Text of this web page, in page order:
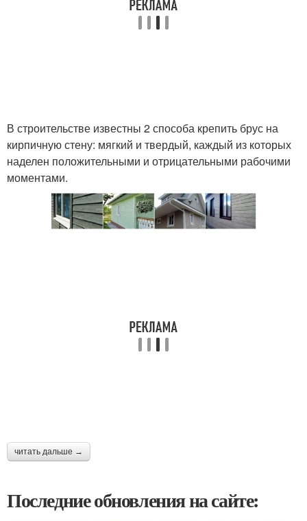
В строительстве известны 2 способа крепить брус на
кирпичную стену: мягкий и твердый, каждый из которых
наделен положительными и отрицательными рабочими
моментами.
читать дальше →
Последние обновления на сайте: